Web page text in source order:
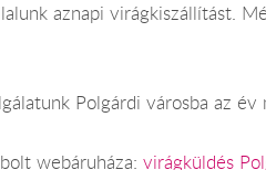
aznapi virágkiszállítást.
Polgárdi városba az
webáruháza: virágküldés